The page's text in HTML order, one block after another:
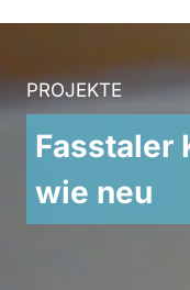
PROJEKTE
Fasstaler
wie neu